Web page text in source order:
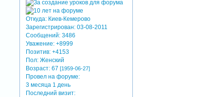
Откуда: Киев-Кемерово
Зарегистрирован: 03-08-2011
Сообщений: 3486
Уважение: +8999
Позитив: +4153
Пол: Женский
Возраст: 67[1959-06-27]
Провел на форуме:
3 месяца 1 день
Последний визит: